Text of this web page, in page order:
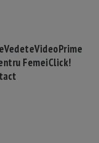
VedeteVideoPrime
FemeiClick!